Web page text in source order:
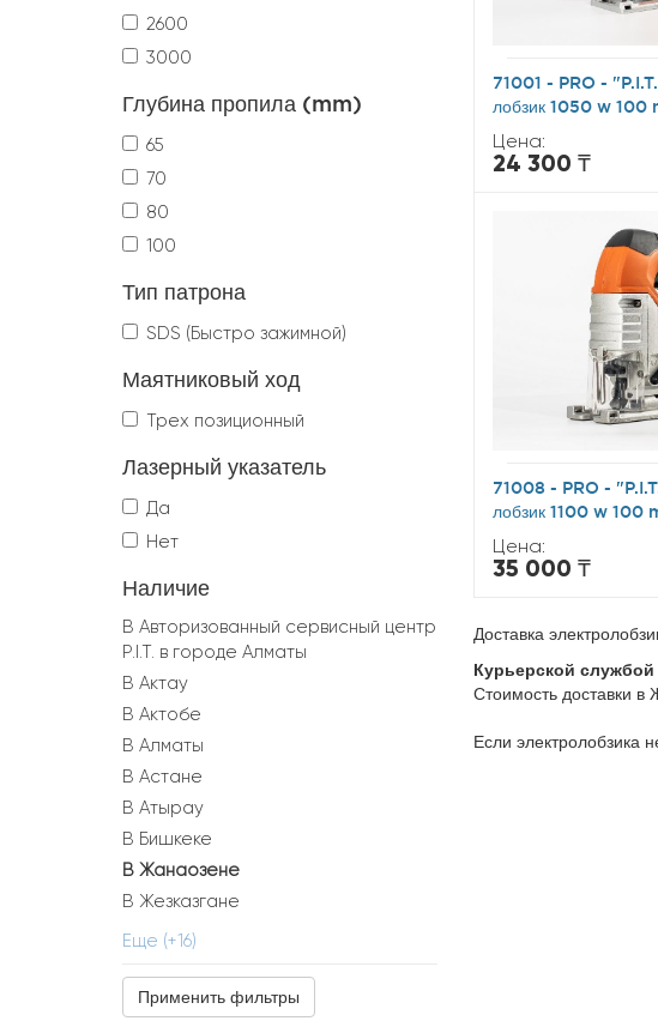
2600
3000
Глубина пропила (mm)
65
70
80
100
Тип патрона
SDS (Быстро зажимной)
Маятниковый ход
Трех позиционный
Лазерный указатель
Да
Нет
Наличие
В Авторизованный сервисный центр
P.I.T. в городе Алматы
В Актау
В Актобе
В Алматы
В Астане
В Атырау
В Бишкеке
В Жанаозене
В Жезказгане
В Караганде
В Костанае
Еще (+16)
71001 - PRO -
лобзик 1050 w 100
Цена:
24 300 ₸
71008 - PRO -
лобзик 1100 w 100
Цена:
35 000 ₸
Доставка
Курьерской службой
Стоимость доставки в
Если электролобзика